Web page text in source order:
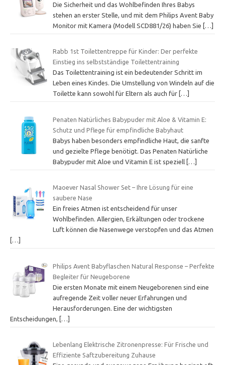
Die Sicherheit und das Wohlbefinden Ihres Babys
stehen an erster Stelle, und mit dem Philips Avent Baby
Monitor mit Kamera (Modell SCD881/26) haben Sie
[…]
Rabb 1st Toilettentreppe für Kinder: Der perfekte
Einstieg ins selbstständige Toilettentraining
Das Toilettentraining ist ein bedeutender Schritt im
Leben eines Kindes. Die Umstellung von Windeln auf die
Toilette kann sowohl für Eltern als auch für […]
Penaten Natürliches Babypuder mit Aloe & Vitamin E:
Schutz und Pflege für empfindliche Babyhaut
Babys haben besonders empfindliche Haut, die sanfte
und gezielte Pflege benötigt. Das Penaten Natürliche
Babypuder mit Aloe und Vitamin E ist speziell […]
Maoever Nasal Shower Set – Ihre Lösung für eine
saubere Nase
Ein freies Atmen ist entscheidend für unser
Wohlbefinden. Allergien, Erkältungen oder trockene
Luft können die Nasenwege verstopfen und das Atmen
[…]
Philips Avent Babyflaschen Natural Response – Perfekte
Begleiter für Neugeborene
Die ersten Monate mit einem Neugeborenen sind eine
aufregende Zeit voller neuer Erfahrungen und
Herausforderungen. Eine der wichtigsten
Entscheidungen,
[…]
Lebenlang Elektrische Zitronenpresse: Für Frische und
Effiziente Saftzubereitung Zuhause